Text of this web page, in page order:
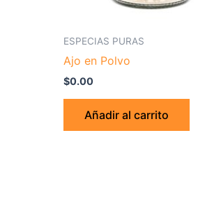
ESPECIAS PURAS
Ajo en Polvo
$0.00
Añadir al carrito